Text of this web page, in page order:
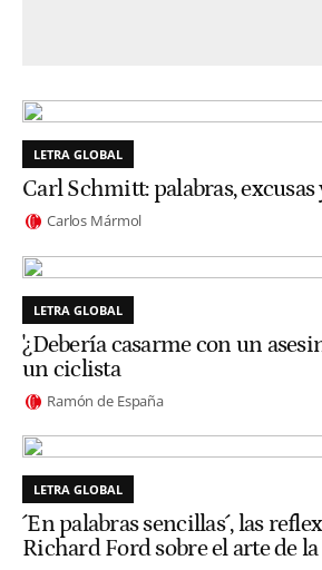
LETRA GLOBAL
Carl Schmitt: palabras,
Carlos Mármol
LETRA GLOBAL
'¿Debería casarme con un
un ciclista
Ramón de España
LETRA GLOBAL
´En palabras sencillas´, las
Richard Ford sobre el arte de